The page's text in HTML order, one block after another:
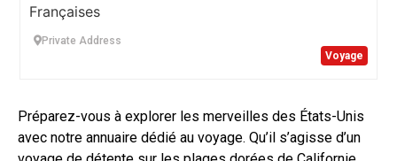
Françaises
Private Address
Voyage
Préparez-vous à explorer les merveilles des États-Unis
avec notre annuaire dédié au voyage. Qu’il s’agisse d’un